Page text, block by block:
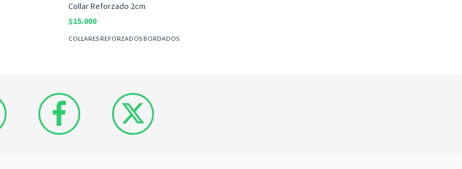
Collar Reforzado 2cm
$15.000
COLLARES REFORZADOS BORDADOS